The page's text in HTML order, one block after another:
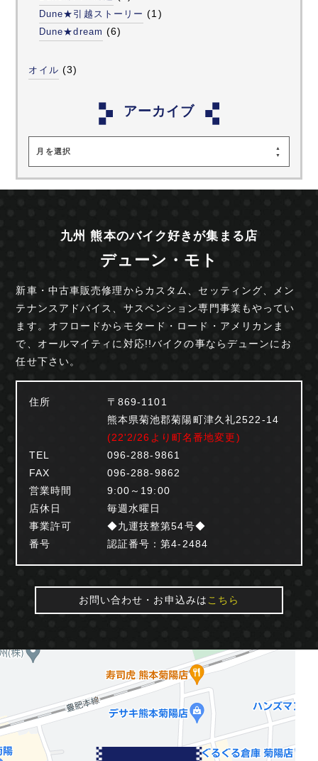
Dune★引越ストーリー (1)
Dune★dream (6)
オイル (3)
アーカイブ
月を選択
九州 熊本のバイク好きが集まる店
デューン・モト
新車・中古車販売修理からカスタム、セッティング、
メン
テナンスアドバイス、サスペンション専門事業もやってい
ます。オフロードからモタード・ロード・ アメリカンま
で、オールマイティに対応!!バイクの事ならデューンにお
任せ下さい。
住所
〒869-1101
熊本県菊池郡菊陽町津久礼2522-14
(22'2/26より町名番地変更)
TEL
096-288-9861
FAX
096-288-9862
営業時間
9:00～19:00
店休日
毎週水曜日
事業許可
番号
◆九運技整第54号◆
認証番号：第4-2484
お問い合わせ・お申込みはこちら